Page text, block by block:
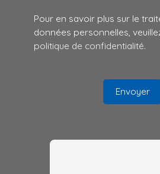
Pour en savoir plus sur le
données personnelles,
politique de confidentialité.
Envoyer